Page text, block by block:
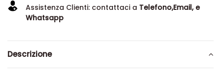
Assistenza Clienti: contattaci a Telefono,Email, e
Whatsapp
Descrizione